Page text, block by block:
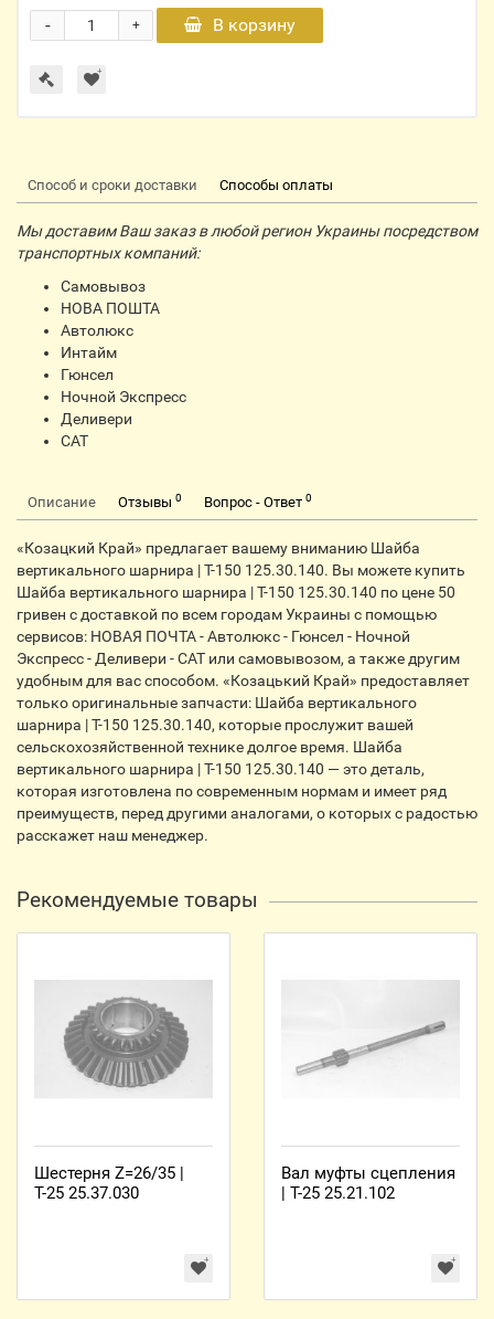
+
- В корзину
Способ и сроки доставки Способы оплаты
Мы доставим Ваш заказ в любой регион Украины посредством
транспортных компаний:
Самовывоз
НОВА ПОШТА
Автолюкс
Интайм
Гюнсел
Ночной Экспресс
Деливери
CАТ
Описание Отзывы 0 Вопрос - Ответ 0
«Козацкий Край» предлагает вашему вниманию Шайба
вертикального шарнира | Т-150 125.30.140. Вы можете купить
Шайба вертикального шарнира | Т-150 125.30.140 по цене 50
гривен с доставкой по всем городам Украины с помощью
сервисов: НОВАЯ ПОЧТА - Автолюкс - Гюнсел - Ночной
Экспресс - Деливери - CАТ или самовывозом, а также другим
удобным для вас способом. «Козацький Край» предоставляет
только оригинальные запчасти: Шайба вертикального
шарнира | Т-150 125.30.140, которые прослужит вашей
сельскохозяйственной технике долгое время. Шайба
вертикального шарнира | Т-150 125.30.140 — это деталь,
которая изготовлена по современным нормам и имеет ряд
преимуществ, перед другими аналогами, о которых с радостью
расскажет наш менеджер.
Рекомендуемые товары
Шестерня Z=26/35 |
Т-25 25.37.030
Вал муфты сцепления
| Т-25 25.21.102